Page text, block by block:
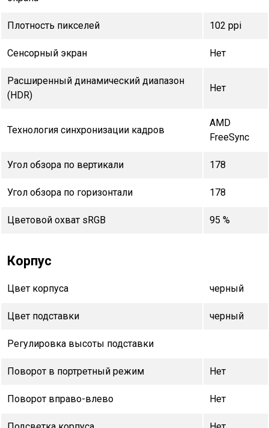
Плотность пикселей 102 ppi
Сенсорный экран Нет
Расширенный динамический диапазон
(HDR)
Нет
Технология синхронизации кадров
AMD
FreeSync
Угол обзора по вертикали 178
Угол обзора по горизонтали 178
Цветовой охват sRGB 95 %
Корпус
Цвет корпуса черный
Цвет подставки черный
Регулировка высоты подставки
Поворот в портретный режим Нет
Поворот вправо-влево Нет